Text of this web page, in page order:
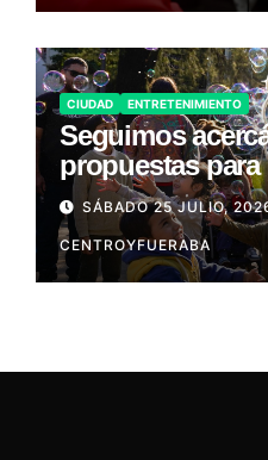
CIUDAD ENTRETENIMIENTO
Seguimos
propuestas
SÁBADO 25 JULIO,
CENTROYFUERABA